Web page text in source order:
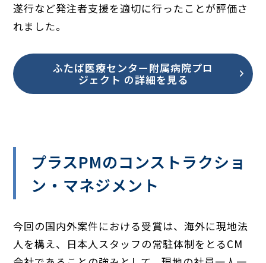
遂行など発注者支援を適切に行ったことが評価さ
れました。
ふたば医療センター附属病院プロ
ジェクト の詳細を見る
プラスPMのコンストラクショ
ン・マネジメント
今回の国内外案件における受賞は、海外に現地法
人を構え、日本人スタッフの常駐体制をとるCM